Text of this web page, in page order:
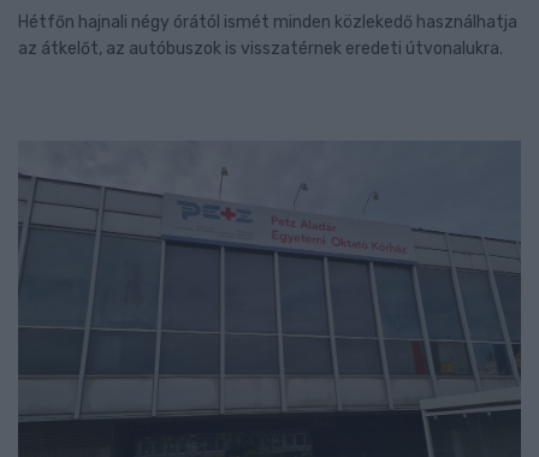
Hétfőn hajnali négy órától ismét minden közlekedő használhatja
az átkelőt, az autóbuszok is visszatérnek eredeti útvonalukra.